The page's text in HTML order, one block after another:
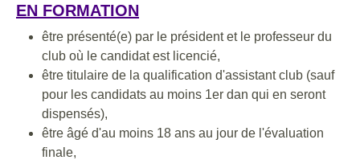
EN FORMATION
être présenté(e) par le président et le professeur du
club où le candidat est licencié,
être titulaire de la qualification d'assistant club (sauf
pour les candidats au moins 1er dan qui en seront
dispensés),
être âgé d'au moins 18 ans au jour de l'évaluation
finale,